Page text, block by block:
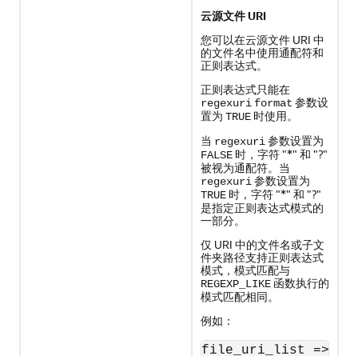
云源文件 URI
您可以在云源文件 URI 中
的文件名中使用通配符和
正则表达式。
正则表达式只能在
regexuri format 参数设
置为 TRUE 时使用。
当 regexuri参数设置为
FALSE 时，字符 "*" 和 "?"
被视为通配符。当
regexuri参数设置为
TRUE 时，字符 "*" 和 "?"
是指定正则表达式模式的
一部分。
仅 URI 中的文件名或子文
件夹路径支持正则表达式
模式，模式匹配与
REGEXP_LIKE 函数执行的
模式匹配相同。
例如：
file_uri_list =>